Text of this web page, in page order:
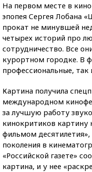
На первом месте в
эпопея Сергея Лобана
прокат не минувшей
четырех историй про
сотрудничество. Все
курортном городке. В
профессиональные,
Картина получила
международном
за лучшую работу
кинокритиков картину
фильмом
поколения в
«Российской газете»
картина, и у нее